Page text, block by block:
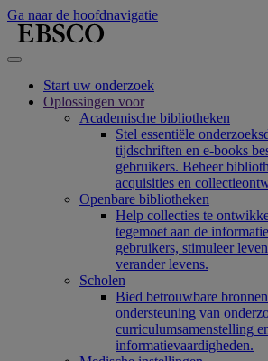
Ga naar de hoofdnavigatie
Start uw onderzoek
Oplossingen voor
Academische bibliotheken
Stel essentiële
tijdschriften en e-books
gebruikers. Beheer
acquisities en
Openbare bibliotheken
Help collecties te
tegemoet aan de
gebruikers, stimuleer
verander levens.
Scholen
Bied betrouwbare
ondersteuning van
curriculumsamenstelling
informatievaardigheden.